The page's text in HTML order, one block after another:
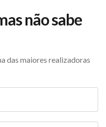
não sabe
das maiores realizadoras